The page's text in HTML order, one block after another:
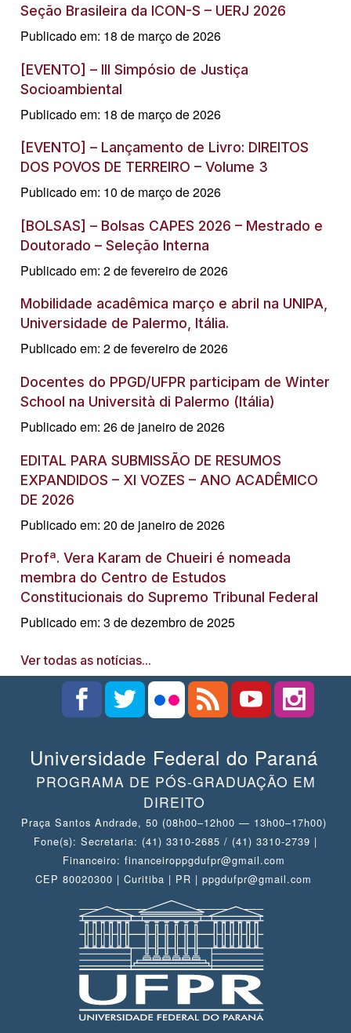
Seção Brasileira da ICON-S – UERJ 2026
Publicado em: 18 de março de 2026
[EVENTO] – III Simpósio de Justiça
Socioambiental
Publicado em: 18 de março de 2026
[EVENTO] – Lançamento de Livro: DIREITOS
DOS POVOS DE TERREIRO – Volume 3
Publicado em: 10 de março de 2026
[BOLSAS] – Bolsas CAPES 2026 – Mestrado e
Doutorado – Seleção Interna
Publicado em: 2 de fevereiro de 2026
Mobilidade acadêmica março e abril na UNIPA,
Universidade de Palermo, Itália.
Publicado em: 2 de fevereiro de 2026
Docentes do PPGD/UFPR participam de Winter
School na Università di Palermo (Itália)
Publicado em: 26 de janeiro de 2026
EDITAL PARA SUBMISSÃO DE RESUMOS
EXPANDIDOS – XI VOZES – ANO ACADÊMICO
DE 2026
Publicado em: 20 de janeiro de 2026
Profª. Vera Karam de Chueiri é nomeada
membra do Centro de Estudos
Constitucionais do Supremo Tribunal Federal
Publicado em: 3 de dezembro de 2025
Ver todas as notícias...
Universidade Federal do Paraná
PROGRAMA DE PÓS-GRADUAÇÃO EM
DIREITO
Praça Santos Andrade, 50 (08h00–12h00 — 13h00–17h00)
Fone(s): Secretaria: (41) 3310-2685 / (41) 3310-2739 |
Financeiro: financeiroppgdufpr@gmail.com
CEP 80020300 | Curitiba | PR | ppgdufpr@gmail.com